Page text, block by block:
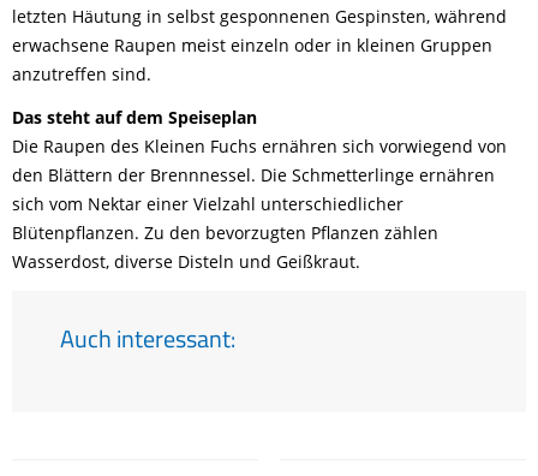
letzten Häutung in selbst gesponnenen Gespinsten, während
erwachsene Raupen meist einzeln oder in kleinen Gruppen
anzutreffen sind.
Das steht auf dem Speiseplan
Die Raupen des Kleinen Fuchs ernähren sich vorwiegend von
den Blättern der Brennnessel. Die Schmetterlinge ernähren
sich vom Nektar einer Vielzahl unterschiedlicher
Blütenpflanzen. Zu den bevorzugten Pflanzen zählen
Wasserdost, diverse Disteln und Geißkraut.
Auch interessant: